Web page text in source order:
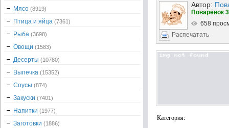
Автор:
Поварёнок
658
Распечатать
Категория:
Мясо (8919)
Птица и яйца (7361)
Рыба (3698)
Овощи (1583)
Десерты (10780)
Выпечка (15352)
Соусы (874)
Закуски (7401)
Напитки (1977)
Заготовки (1886)